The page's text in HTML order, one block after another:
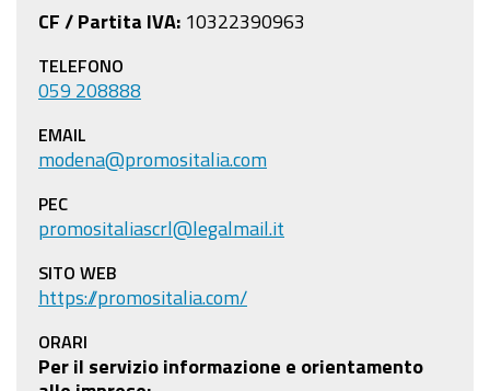
CF / Partita IVA: 10322390963
TELEFONO
059 208888
EMAIL
modena@promositalia.com
PEC
promositaliascrl@legalmail.it
SITO WEB
https://promositalia.com/
ORARI
Per il servizio informazione e orientamento